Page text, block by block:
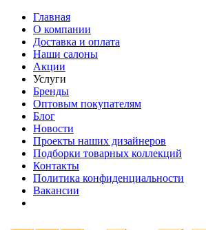
Главная
О компании
Доставка и оплата
Наши cалоны
Акции
Услуги
Бренды
Оптовым покупателям
Блог
Новости
Проекты наших дизайнеров
Подборки товарных коллекций
Контакты
Политика конфиденциальности
Вакансии